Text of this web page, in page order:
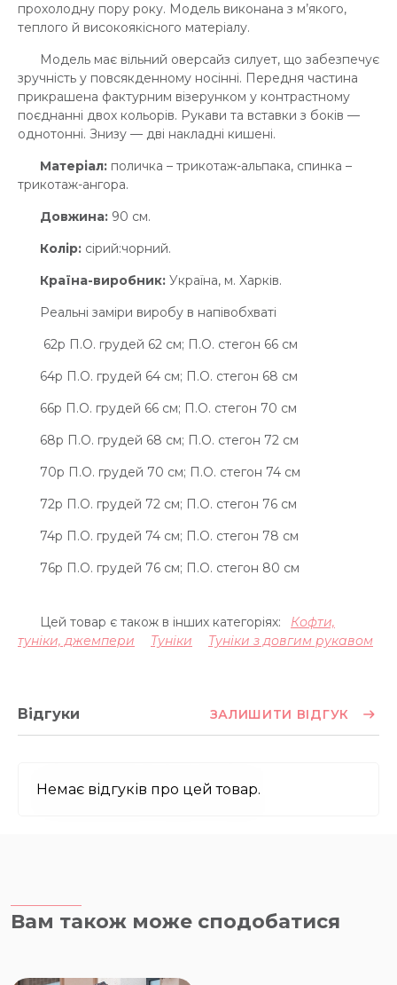
прохолодну пору року. Модель виконана з м’якого,
теплого й високоякісного матеріалу.
Модель має вільний оверсайз силует, що забезпечує
зручність у повсякденному носінні. Передня частина
прикрашена фактурним візерунком у контрастному
поєднанні двох кольорів. Рукави та вставки з боків —
однотонні. Знизу — дві накладні кишені.
Матеріал: поличка – трикотаж-альпака, спинка –
трикотаж-ангора.
Довжина: 90 см.
Колір: сірий:чорний.
Країна-виробник: Україна, м. Харків.
Реальні заміри виробу в напівобхваті
62р П.О. грудей 62 см; П.О. стегон 66 см
64р П.О. грудей 64 см; П.О. стегон 68 см
66р П.О. грудей 66 см; П.О. стегон 70 см
68р П.О. грудей 68 см; П.О. стегон 72 см
70р П.О. грудей 70 см; П.О. стегон 74 см
72р П.О. грудей 72 см; П.О. стегон 76 см
74р П.О. грудей 74 см; П.О. стегон 78 см
76р П.О. грудей 76 см; П.О. стегон 80 см
Цей товар є також в інших категоріях:
Кофти,
туніки, джемпери
Туніки Туніки з довгим рукавом
Відгуки ЗАЛИШИТИ ВІДГУК
Немає відгуків про цей товар.
Вам також може сподобатися